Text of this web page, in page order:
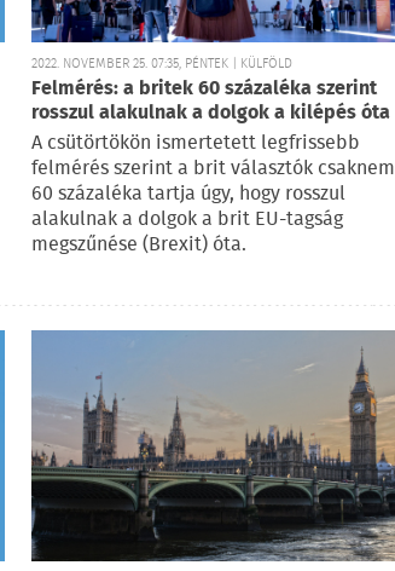
2022. NOVEMBER 25. 07:35, PÉNTEK | KÜLFÖLD
Felmérés: a britek 60 százaléka szerint
rosszul alakulnak a dolgok a kilépés óta
A csütörtökön ismertetett legfrissebb
felmérés szerint a brit választók csaknem
60 százaléka tartja úgy, hogy rosszul
alakulnak a dolgok a brit EU-tagság
megszűnése (Brexit) óta.